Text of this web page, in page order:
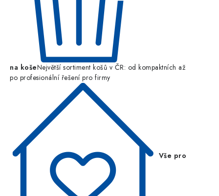
na košeNejvětší sortiment košů v ČR: od kompaktních až
po profesionální řešení pro firmy
Vše pro